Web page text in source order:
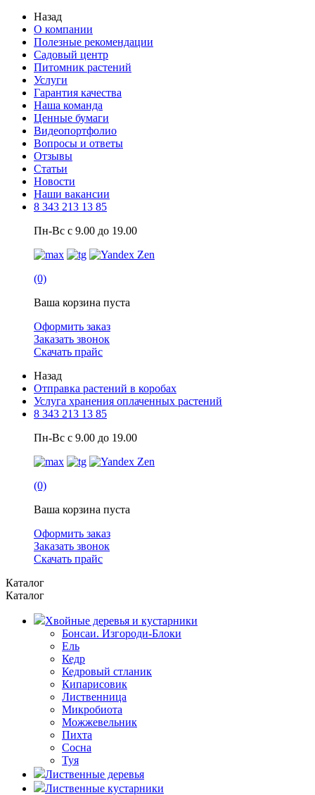
Назад
О компании
Полезные рекомендации
Садовый центр
Питомник растений
Услуги
Гарантия качества
Наша команда
Ценные бумаги
Видеопортфолио
Вопросы и ответы
Отзывы
Статьи
Новости
Наши вакансии
8 343 213 13 85
Пн-Вс с 9.00 до 19.00
(0)
Ваша корзина пуста
Оформить заказ
Заказать звонок
Скачать прайс
Назад
Отправка растений в коробах
Услуга хранения оплаченных растений
8 343 213 13 85
Пн-Вс с 9.00 до 19.00
(0)
Ваша корзина пуста
Оформить заказ
Заказать звонок
Скачать прайс
Каталог
Каталог
Хвойные деревья и кустарники
Бонсаи. Изгороди-Блоки
Ель
Кедр
Кедровый стланик
Кипарисовик
Лиственница
Микробиота
Можжевельник
Пихта
Сосна
Туя
Лиственные деревья
Лиственные кустарники